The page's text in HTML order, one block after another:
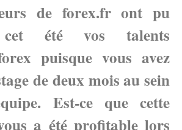
de forex.fr ont pu
cet été vos talents
puisque vous avez
de deux mois au sein
Est-ce que cette
a été profitable lors